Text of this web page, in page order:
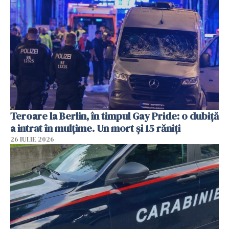
Teroare la Berlin, în timpul Gay Pride: o dubiță
a intrat în mulțime. Un mort și 15 răniți
26 IULIE 2026